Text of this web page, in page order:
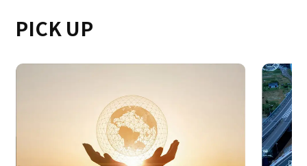
ニュース
ENGLISH 簡体中文
PICK UP